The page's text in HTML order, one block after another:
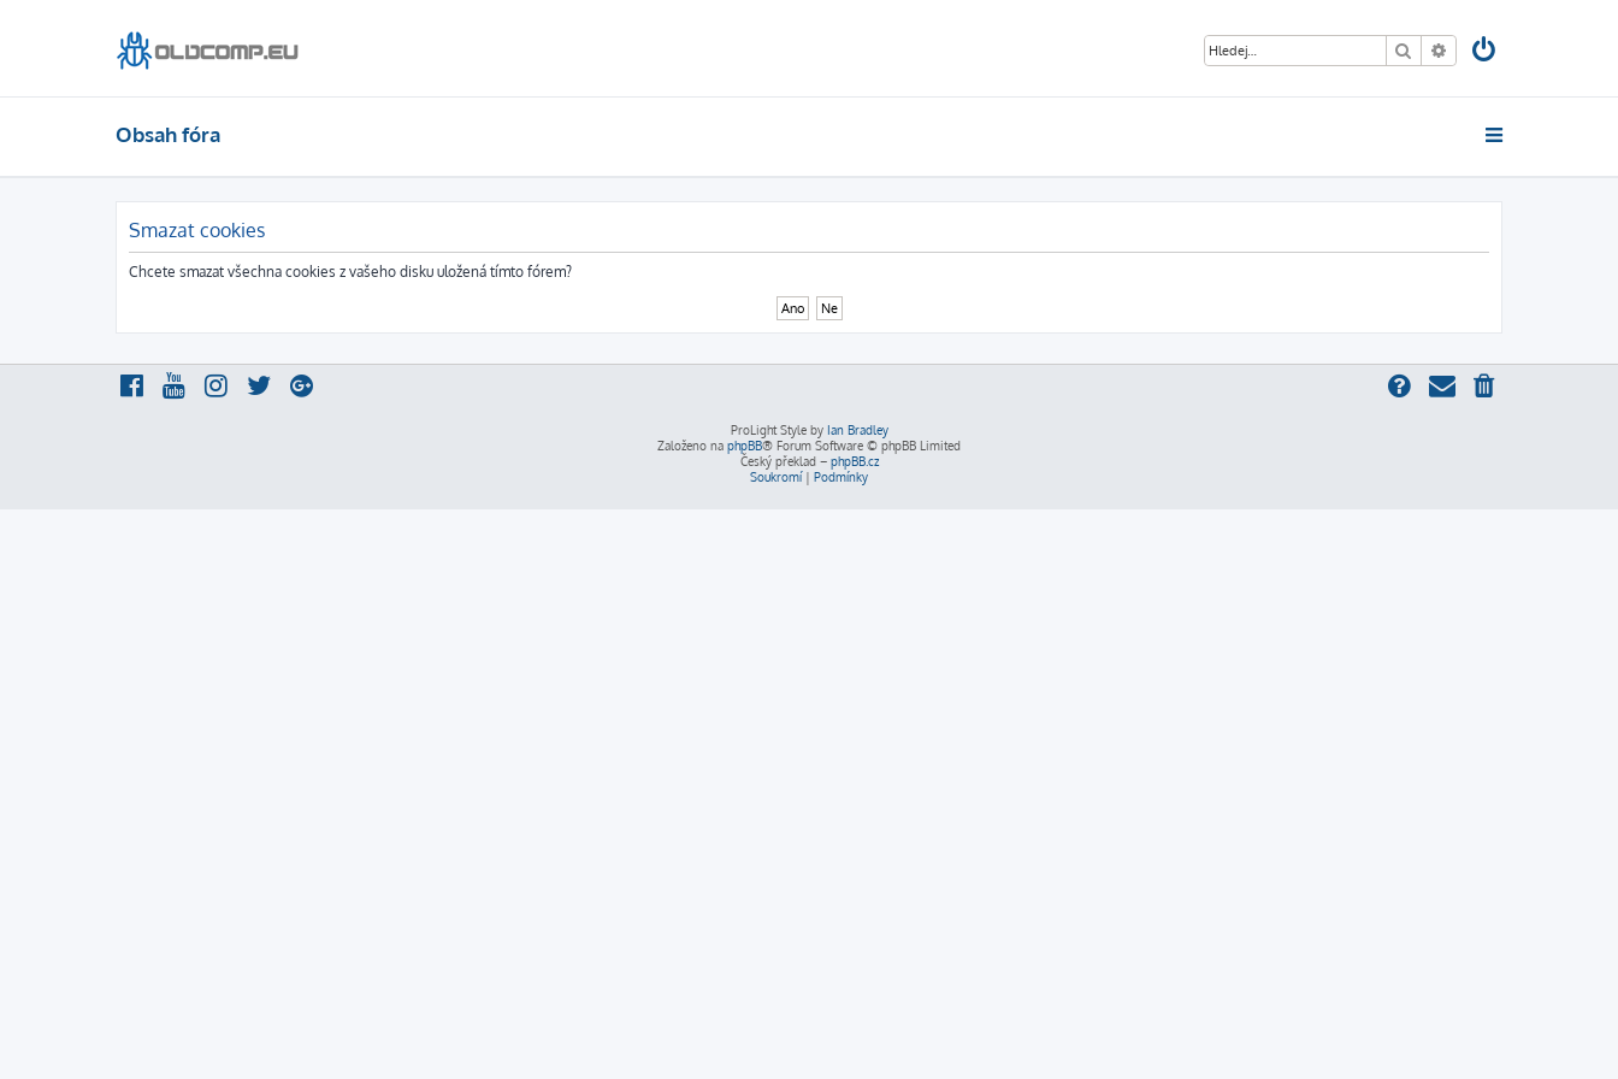
Hledat Pokročilé hledání
Obsah fóra
Smazat cookies
Chcete smazat všechna cookies z vašeho disku uložená tímto fórem?
ProLight Style by Ian Bradley
Založeno na phpBB® Forum Software © phpBB Limited
Český překlad – phpBB.cz
Soukromí| Podmínky